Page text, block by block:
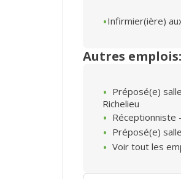
Infirmier(ière)
Autres emplois:
Préposé(e)
Richelieu
Réceptionniste -
Préposé(e)
Voir tout les